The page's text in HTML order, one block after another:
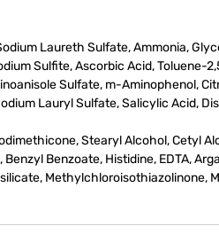
Laureth Sulfate, Ammonia,
Sulfite, Ascorbic Acid, Toluene-
Sulfate, m-Aminophenol,
Lauryl Sulfate, Salicylic Acid,
Stearyl Alcohol, Cetyl
Benzoate, Histidine, EDTA,
Methylchloroisothiazolinone,